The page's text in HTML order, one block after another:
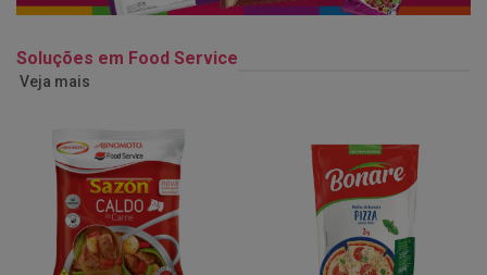
Soluções em Food Service
Veja mais